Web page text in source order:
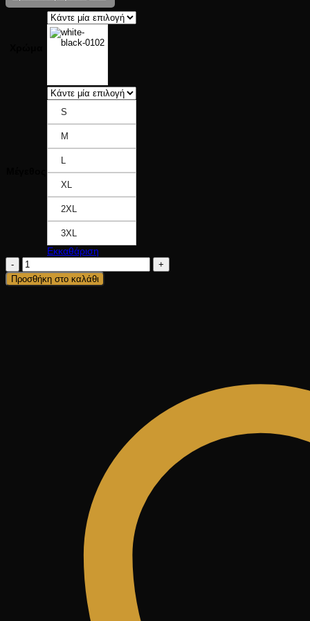
S
M
L
XL
2XL
3XL
Εκκαθάριση
D-
TECH
HOODY
Προσθήκη στο καλάθι